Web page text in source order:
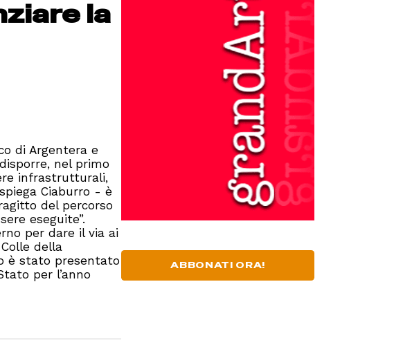
la
di Argentera e
nel primo
infrastrutturali,
Ciaburro - è
del percorso
eseguite”.
per dare il via ai
della
è stato presentato
per l’anno
ABBONATI ORA!